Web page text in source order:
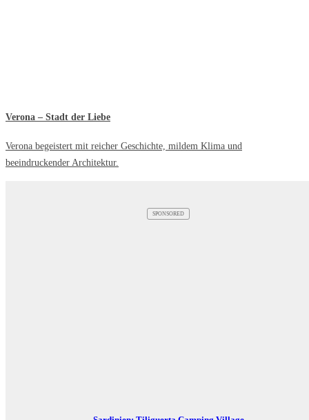
Verona – Stadt der Liebe
Verona begeistert mit reicher Geschichte, mildem Klima und
beeindruckender Architektur.
SPONSORED